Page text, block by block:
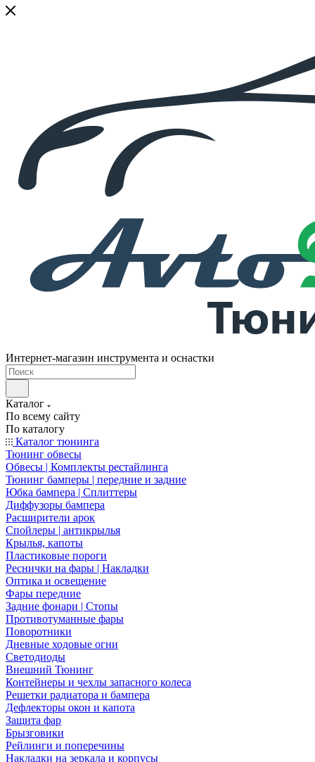
Интернет-магазин инструмента и оснастки
Каталог
По всему сайту
По каталогу
Каталог тюнинга
Тюнинг обвесы
Обвесы | Комплекты рестайлинга
Тюнинг бамперы | передние и задние
Юбка бампера | Сплиттеры
Диффузоры бампера
Расширители арок
Спойлеры | антикрылья
Крылья, капоты
Пластиковые пороги
Реснички на фары | Накладки
Оптика и освещение
Фары передние
Задние фонари | Стопы
Противотуманные фары
Поворотники
Дневные ходовые огни
Светодиоды
Внешний Тюнинг
Контейнеры и чехлы запасного колеса
Решетки радиатора и бампера
Дефлекторы окон и капота
Защита фар
Брызговики
Рейлинги и поперечины
Накладки на зеркала и корпусы